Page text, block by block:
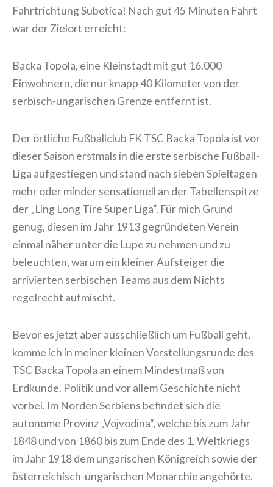
Fahrtrichtung Subotica! Nach gut 45 Minuten Fahrt
war der Zielort erreicht:
Backa Topola, eine Kleinstadt mit gut 16.000
Einwohnern, die nur knapp 40 Kilometer von der
serbisch-ungarischen Grenze entfernt ist.
Der örtliche Fußballclub FK TSC Backa Topola ist vor
dieser Saison erstmals in die erste serbische Fußball-
Liga aufgestiegen und stand nach sieben Spieltagen
mehr oder minder sensationell an der Tabellenspitze
der „Ling Long Tire Super Liga“. Für mich Grund
genug, diesen im Jahr 1913 gegründeten Verein
einmal näher unter die Lupe zu nehmen und zu
beleuchten, warum ein kleiner Aufsteiger die
arrivierten serbischen Teams aus dem Nichts
regelrecht aufmischt.
Bevor es jetzt aber ausschließlich um Fußball geht,
komme ich in meiner kleinen Vorstellungsrunde des
TSC Backa Topola an einem Mindestmaß von
Erdkunde, Politik und vor allem Geschichte nicht
vorbei. Im Norden Serbiens befindet sich die
autonome Provinz „Vojvodina“, welche bis zum Jahr
1848 und von 1860 bis zum Ende des 1. Weltkriegs
im Jahr 1918 dem ungarischen Königreich sowie der
österreichisch-ungarischen Monarchie angehörte.